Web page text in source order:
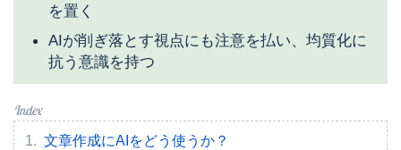
を置く
AIが削ぎ落とす視点にも注意を払い、均質化に
抗う意識を持つ
文章作成にAIをどう使うか？